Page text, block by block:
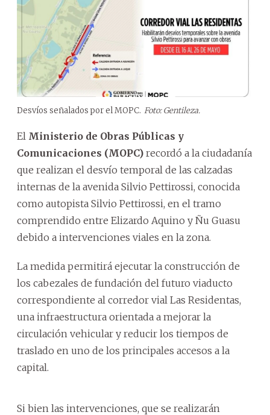
Desvíos señalados por el MOPC. Foto: Gentileza.
El Ministerio de Obras Públicas y
Comunicaciones (MOPC) recordó a la ciudadanía
que realizan el desvío temporal de las calzadas
internas de la avenida Silvio Pettirossi, conocida
como autopista Silvio Pettirossi, en el tramo
comprendido entre Elizardo Aquino y Ñu Guasu
debido a intervenciones viales en la zona.
La medida permitirá ejecutar la construcción de
los cabezales de fundación del futuro viaducto
correspondiente al corredor vial Las Residentas,
una infraestructura orientada a mejorar la
circulación vehicular y reducir los tiempos de
traslado en uno de los principales accesos a la
capital.
Si bien las intervenciones, que se realizarán